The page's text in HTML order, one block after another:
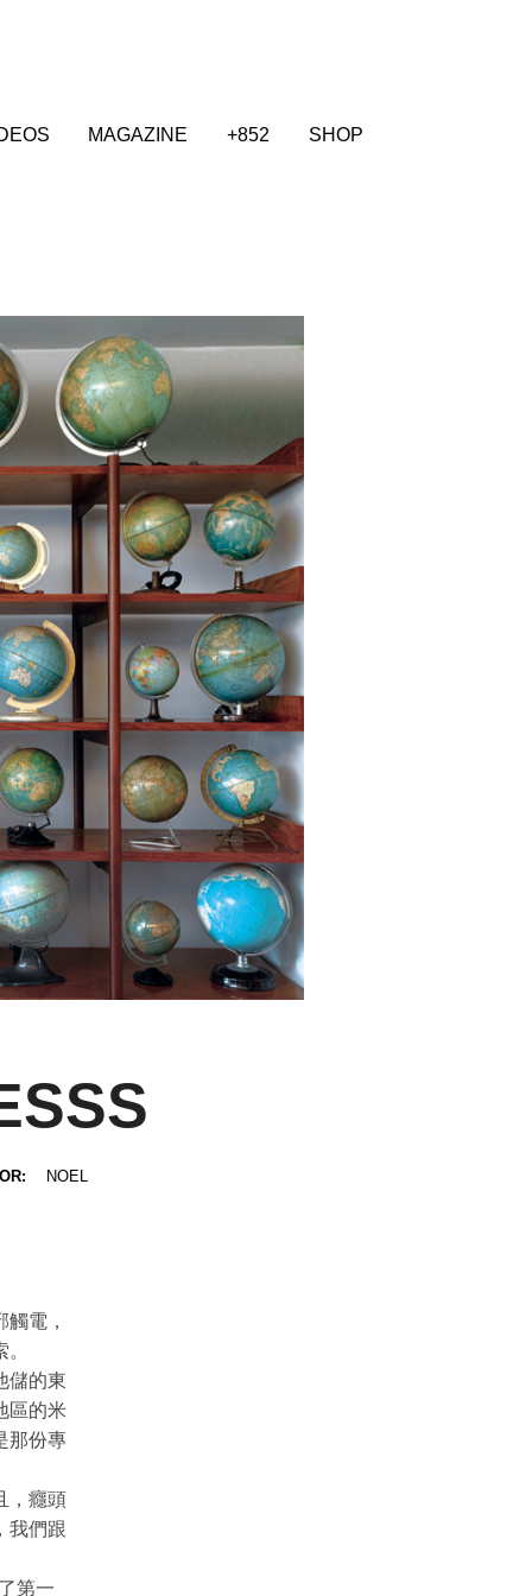
MAGAZINE +852 SHOP
NOEL
電，
儲的東
區的米
那份專
，癮頭
我們跟
第一